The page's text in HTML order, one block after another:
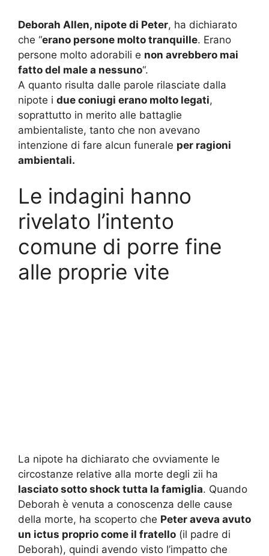
Deborah Allen, nipote di Peter, ha dichiarato
che “erano persone molto tranquille. Erano
persone molto adorabili e non avrebbero mai
fatto del male a nessuno“.
A quanto risulta dalle parole rilasciate dalla
nipote i due coniugi erano molto legati,
soprattutto in merito alle battaglie
ambientaliste, tanto che non avevano
intenzione di fare alcun funerale per ragioni
ambientali.
Le indagini hanno
rivelato l’intento
comune di porre fine
alle proprie vite
La nipote ha dichiarato che ovviamente le
circostanze relative alla morte degli zii ha
lasciato sotto shock tutta la famiglia. Quando
Deborah è venuta a conoscenza delle cause
della morte, ha scoperto che Peter aveva avuto
un ictus proprio come il fratello (il padre di
Deborah), quindi avendo visto l’impatto che